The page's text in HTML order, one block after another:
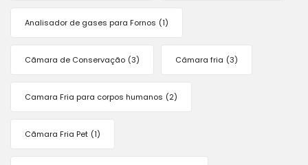
Analisador de gases para Fornos (1)
Cãmara de Conservação (3) Câmara fria (3)
Camara Fria para corpos humanos (2)
Cãmara Fria Pet (1)